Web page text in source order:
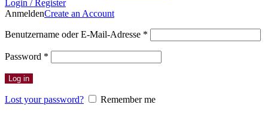
Login / Register
AnmeldenCreate an Account
Benutzername oder E-Mail-Adresse *
Password *
Log in
Lost your password? Remember me